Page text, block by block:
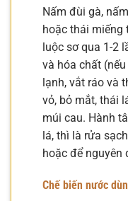
Nấm đùi gà,
hoặc thái miếng
luộc sơ qua 1-2
và hóa chất
lạnh, vắt ráo và
vỏ, bỏ mắt, thái
múi cau. Hành
lá, thì là rửa
hoặc để nguyên
Chế biến nước